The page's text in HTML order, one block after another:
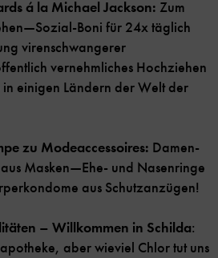
á la Michael Jackson: Zum
Boni für 24x täglich
virenschwangerer
vernehmliches Hochziehen
einigen Ländern der Welt der
zu Modeaccessoires: Damen-
Masken—Ehe- und Nasenringe
aus Schutzanzügen!
– Willkommen in Schilda:
aber wieviel Chlor tut uns